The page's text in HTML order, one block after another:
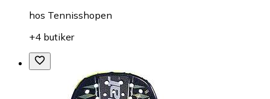
hos Tennisshopen
+4 butiker